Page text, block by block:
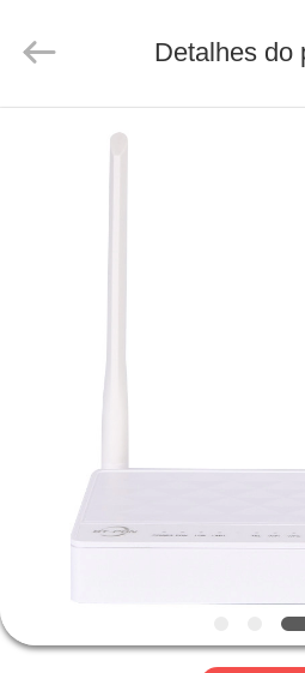
EXCURSÃO
FÁBRICA
CONTROLE
QUALIDADE
Co.,
Reserved.